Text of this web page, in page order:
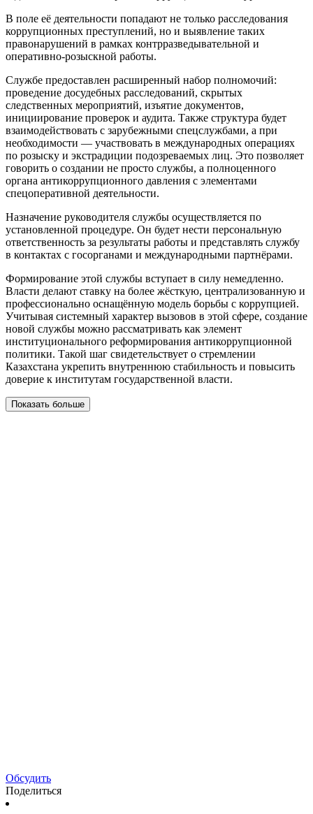
В поле её деятельности попадают не только расследования
коррупционных преступлений, но и выявление таких
правонарушений в рамках контрразведывательной и
оперативно-розыскной работы.
Службе предоставлен расширенный набор полномочий:
проведение досудебных расследований, скрытых
следственных мероприятий, изъятие документов,
инициирование проверок и аудита. Также структура будет
взаимодействовать с зарубежными спецслужбами, а при
необходимости — участвовать в международных операциях
по розыску и экстрадиции подозреваемых лиц. Это позволяет
говорить о создании не просто службы, а полноценного
органа антикоррупционного давления с элементами
спецоперативной деятельности.
Назначение руководителя службы осуществляется по
установленной процедуре. Он будет нести персональную
ответственность за результаты работы и представлять службу
в контактах с госорганами и международными партнёрами.
Формирование этой службы вступает в силу немедленно.
Власти делают ставку на более жёсткую, централизованную и
профессионально оснащённую модель борьбы с коррупцией.
Учитывая системный характер вызовов в этой сфере, создание
новой службы можно рассматривать как элемент
институционального реформирования антикоррупционной
политики. Такой шаг свидетельствует о стремлении
Казахстана укрепить внутреннюю стабильность и повысить
доверие к институтам государственной власти.
Показать больше
Обсудить
Поделиться